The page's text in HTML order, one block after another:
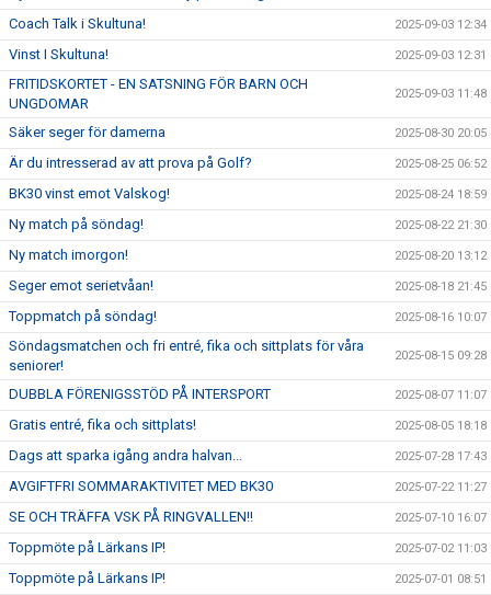
Coach Talk i Skultuna! 2025-09-03 12:34
Vinst I Skultuna! 2025-09-03 12:31
FRITIDSKORTET - EN SATSNING FÖR BARN OCH
UNGDOMAR
2025-09-03 11:48
Säker seger för damerna 2025-08-30 20:05
Är du intresserad av att prova på Golf? 2025-08-25 06:52
BK30 vinst emot Valskog! 2025-08-24 18:59
Ny match på söndag! 2025-08-22 21:30
Ny match imorgon! 2025-08-20 13:12
Seger emot serietvåan! 2025-08-18 21:45
Toppmatch på söndag! 2025-08-16 10:07
Söndagsmatchen och fri entré, fika och sittplats för våra
seniorer!
2025-08-15 09:28
DUBBLA FÖRENIGSSTÖD PÅ INTERSPORT 2025-08-07 11:07
Gratis entré, fika och sittplats! 2025-08-05 18:18
Dags att sparka igång andra halvan... 2025-07-28 17:43
AVGIFTFRI SOMMARAKTIVITET MED BK30 2025-07-22 11:27
SE OCH TRÄFFA VSK PÅ RINGVALLEN!! 2025-07-10 16:07
Toppmöte på Lärkans IP! 2025-07-02 11:03
Toppmöte på Lärkans IP! 2025-07-01 08:51